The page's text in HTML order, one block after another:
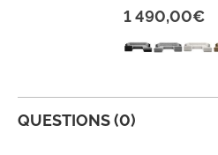
1 490,00€
QUESTIONS (0)